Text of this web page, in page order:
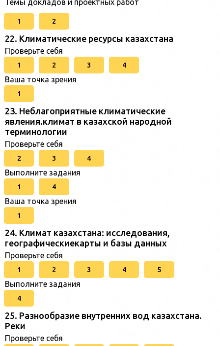
Темы докладов и проектных работ
1 2
22. Климатические ресурсы казахстана
Проверьте себя
1 2 3 4
Ваша точка зрения
1
23. Неблагоприятные климатические
явления.климат в казахской народной
терминологии
Проверьте себя
2 3 4
Выполните задания
1 4
Ваша точка зрения
1
24. Климат казахстана: исследования,
географическиекарты и базы данных
Проверьте себя
1 2 3 4 5
Выполните задания
4
25. Разнообразие внутренних вод казахстана.
Реки
Проверьте себя